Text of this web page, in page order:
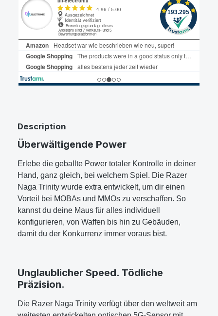
Description
Überwältigende Power
Erlebe die geballte Power totaler Kontrolle in deiner
Hand, ganz gleich, bei welchem Spiel. Die Razer
Naga Trinity wurde extra entwickelt, um dir einen
Vorteil bei MOBAs und MMOs zu verschaffen. So
kannst du deine Maus für alles individuell
konfigurieren, von Waffen bis hin zu Gebäuden,
damit du der Konkurrenz immer voraus bist.
Unglaublicher Speed. Tödliche
Präzision.
Die Razer Naga Trinity verfügt über den weltweit am